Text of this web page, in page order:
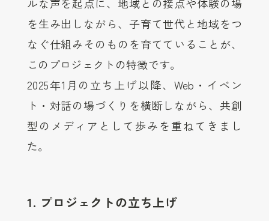
を生み出しながら、子育て世代と地域をつ
なぐ仕組みそのものを育てていることが、
このプロジェクトの特徴です。
2025年1月の立ち上げ以降、Web・イベン
ト・対話の場づくりを横断しながら、共創
型のメディアとして歩みを重ねてきまし
た。
1. プロジェクトの立ち上げ